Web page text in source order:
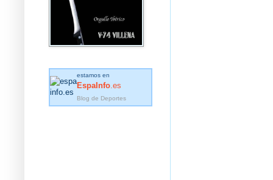
estamos en
EspaInfo .es
Blog de Deportes